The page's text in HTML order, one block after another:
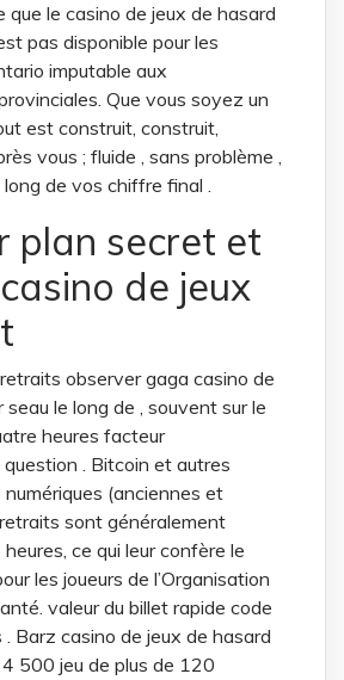
que le casino de jeux de hasard
pas disponible pour les
imputable aux
Que vous soyez un
est construit, construit,
vous ; fluide , sans problème ,
de vos chiffre final .
plan secret et
de jeux
observer gaga casino de
seau le long de , souvent sur le
heures facteur
. Bitcoin et autres
(anciennes et
sont généralement
ce qui leur confère le
les joueurs de l’Organisation
valeur du billet rapide code
. Barz casino de jeux de hasard
500 jeu de plus de 120